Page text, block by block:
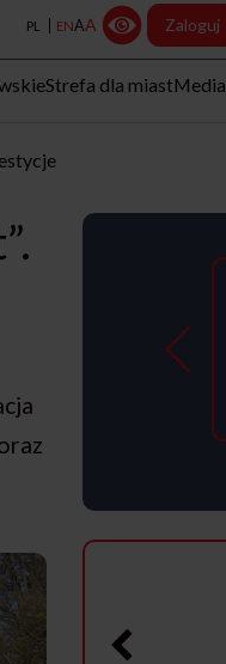
PL ENAA Zaloguj
Strefa dla miastMedia